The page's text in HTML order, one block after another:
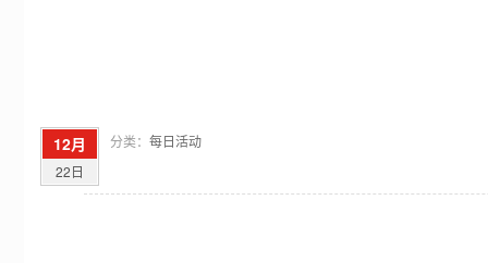
12月
22日
分类： 每日活动